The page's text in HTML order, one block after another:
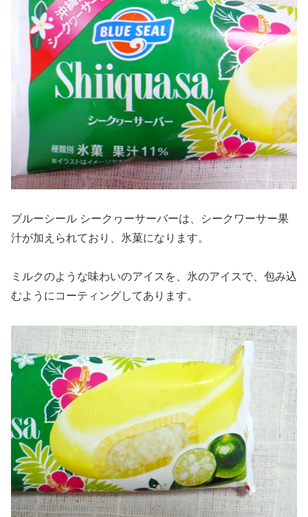
ブルーシール シークヮーサーバーは、シークワーサー果
汁が加えられており、氷菓になります。
ミルクのような味わいのアイスを、氷のアイスで、包み込
むようにコーティングしてあります。